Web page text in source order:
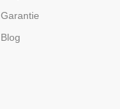
Garantie
Blog